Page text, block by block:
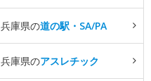
兵庫県の道の駅・SA/PA
兵庫県のアスレチック